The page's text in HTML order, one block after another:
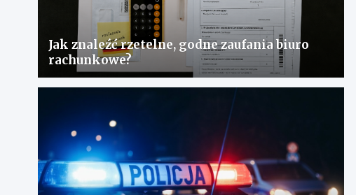
Jak znaleźć rzetelne, godne zaufania biuro
rachunkowe?